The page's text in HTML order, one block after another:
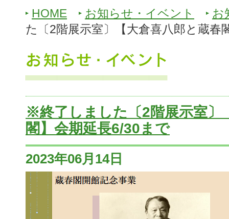
HOME お知らせ・イベント
お
た〔2階展示室〕【大倉喜八郎と蔵春
※終了しました〔2階展示室〕
閣】会期延長6/30まで
2023年06月14日